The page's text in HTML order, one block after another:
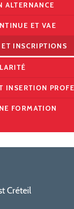
ALTERNANCE
ET VAE
INSCRIPTIONS
INSERTION
FORMATION
Créteil